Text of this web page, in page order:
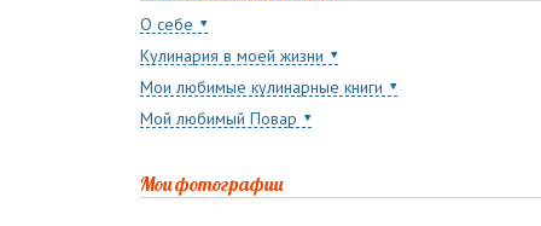
О себе
Кулинария в моей жизни
Мои любимые кулинарные книги
Мой любимый Повар
Мои фотографии